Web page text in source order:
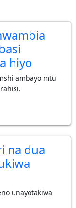
hiyo
ambayo mtu
na dua
unayotakiwa